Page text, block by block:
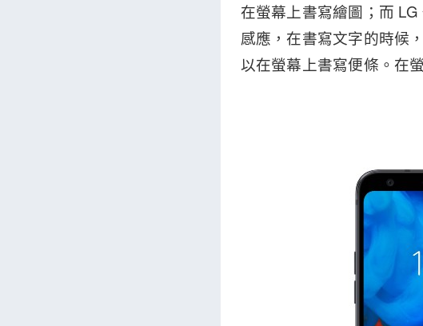
在螢幕上書寫繪圖；而
感應，在書寫文字的時候
以在螢幕上書寫便條。在